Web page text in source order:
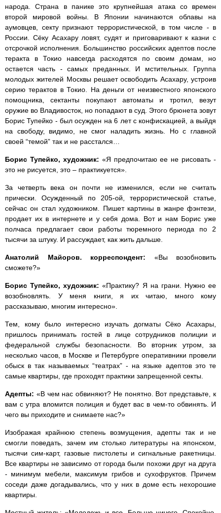
народа. Страна в панике это крупнейшая атака со времен
второй мировой войны. В Японии начинаются облавы на
аумовцев, секту признают террористической, в том числе - в
России. Сёку Асахару ловят, судят и приговаривают к казни с
отсрочкой исполнения. Большинство российских адептов после
теракта в Токио навсегда расходятся по своим домам, но
остается часть - самых преданных. И мстительных. Группа
молодых жителей Москвы решает освободить Асахару, устроив
серию терактов в Токио. На деньги от неизвестного японского
помощника, сектанты покупают автоматы и тротил, везут
оружие во Владивосток, но попадают в суд. Этого брюнета зовут
Борис Тупейко - был осужден на 6 лет с конфискацией, а выйдя
на свободу, видимо, не смог наладить жизнь. Но с главной
своей “темой” так и не расстался…
Борис Тупейко, художник: «Я предпочитаю ее не рисовать -
это не рисуется, это – практикуется».
За четверть века он почти не изменился, если не считать
прически. Осужденный по 205-ой, террористической статье,
сейчас он стал художником. Пишет картины в жанре фэнтези,
продает их в интернете и у себя дома. Вот и нам Борис уже
полчаса предлагает свои работы тюремного периода по 2
тысячи за штуку. И рассуждает, как жить дальше.
Анатолий Майоров. корреспондент: «Вы возобновить
сможете?»
Борис Тупейко, художник: «Практику? Я на грани. Нужно ее
возобновлять. У меня книги, я их читаю, много кому
рассказываю, многим интересно».
Тем, кому было интересно изучать догматы Сёко Асахары,
пришлось принимать гостей в лице сотрудников полиции и
федеральной службы безопасности. Во вторник утром, за
несколько часов, в Москве и Петербурге оперативники провели
обыск в так называемых “театрах” - на языке адептов это те
самые квартиры, где проходят практики запрещенной секты.
Адепты: «В чем нас обвиняют? Не понятно. Вот представьте, к
вам с утра вломится полиция и будет вас в чем-то обвинять. И
чего вы приходите и снимаете нас?»
Изображая крайнюю степень возмущения, адепты так и не
смогли поведать, зачем им столько литературы на японском,
тысячи сим-карт, газовые пистолеты и сигнальные ракетницы.
Все квартиры не зависимо от города были похожи друг на друга
- минимум мебели, максимум грибов и сухофруктов. Причем
соседи даже догадывались, что у них в доме есть нехорошие
квартиры.